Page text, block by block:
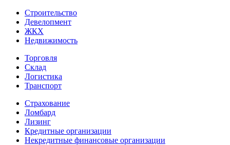
Строительство
Девелопмент
ЖКХ
Недвижимость
Торговля
Склад
Логистика
Транспорт
Страхование
Ломбард
Лизинг
Кредитные организации
Некредитные финансовые организации